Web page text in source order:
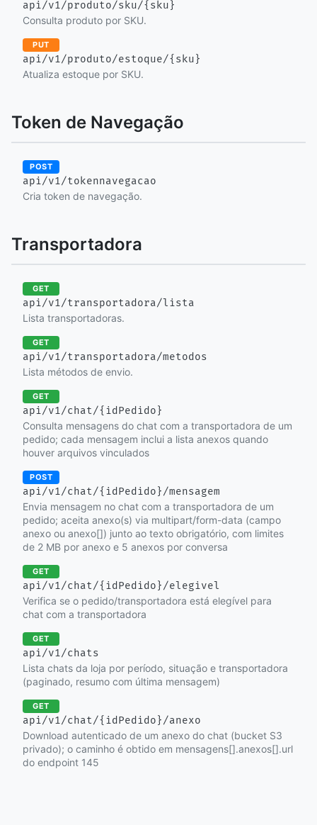
api/v1/produto/sku/{sku}
Consulta produto por SKU.
PUT
api/v1/produto/estoque/{sku}
Atualiza estoque por SKU.
Token de Navegação
POST
api/v1/tokennavegacao
Cria token de navegação.
Transportadora
GET
api/v1/transportadora/lista
Lista transportadoras.
GET
api/v1/transportadora/metodos
Lista métodos de envio.
GET
api/v1/chat/{idPedido}
Consulta mensagens do chat com a transportadora de um
pedido; cada mensagem inclui a lista anexos quando
houver arquivos vinculados
POST
api/v1/chat/{idPedido}/mensagem
Envia mensagem no chat com a transportadora de um
pedido; aceita anexo(s) via multipart/form-data (campo
anexo ou anexo[]) junto ao texto obrigatório, com limites
de 2 MB por anexo e 5 anexos por conversa
GET
api/v1/chat/{idPedido}/elegivel
Verifica se o pedido/transportadora está elegível para
chat com a transportadora
GET
api/v1/chats
Lista chats da loja por período, situação e transportadora
(paginado, resumo com última mensagem)
GET
api/v1/chat/{idPedido}/anexo
Download autenticado de um anexo do chat (bucket S3
privado); o caminho é obtido em mensagens[].anexos[].url
do endpoint 145